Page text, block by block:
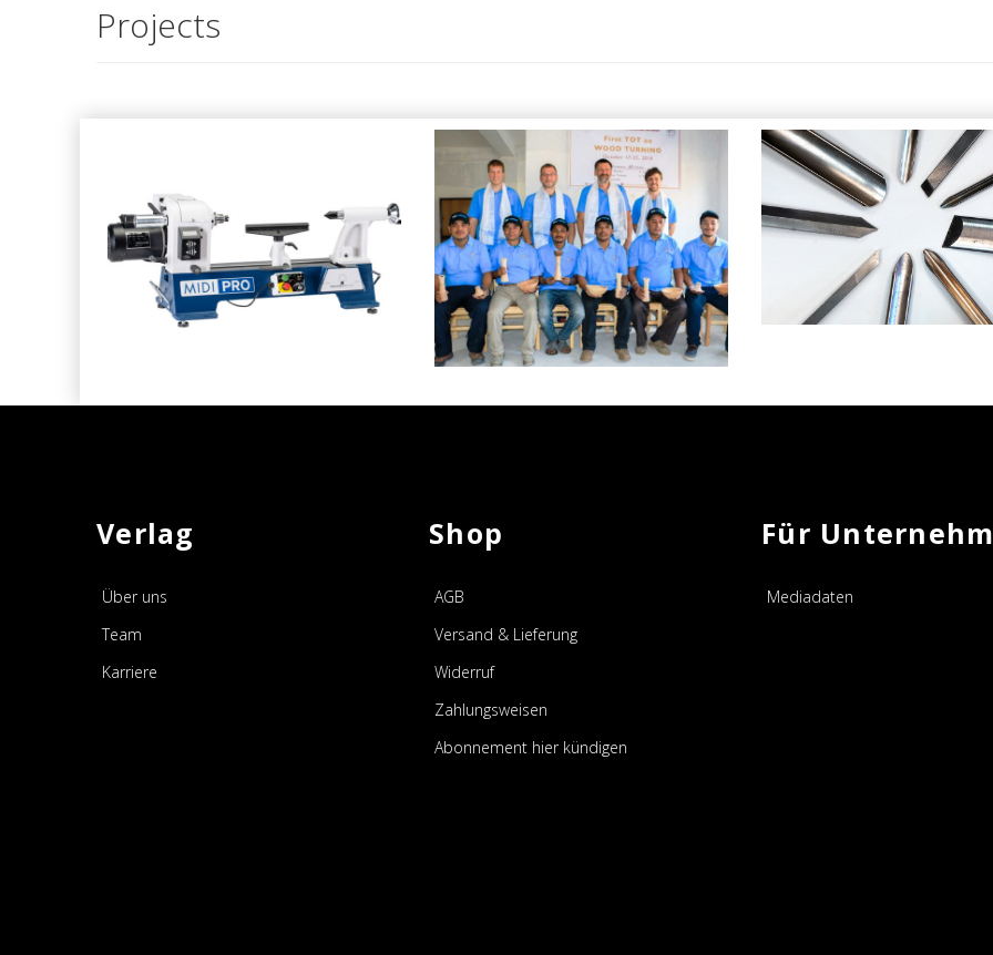
Projects
MIDI PRO –
Kleindrechselbank im Test
AUSGABE 50, TECHNIK & NEUES
Drechselprojekt in Nepal −
Berufliche Bildung für eine
bessere Zukunft
AUSGABE 39, PORTRÄTS &
REPORTAGEN
Drechselwerkzeuge für
Einsteiger –
des Drechselns Teil
AUSGABE 41, TECHNIK &
Verlag
Über uns
Team
Karriere
Shop
AGB
Versand & Lieferung
Widerruf
Zahlungsweisen
Abonnement hier kündigen
Für
Mediadaten